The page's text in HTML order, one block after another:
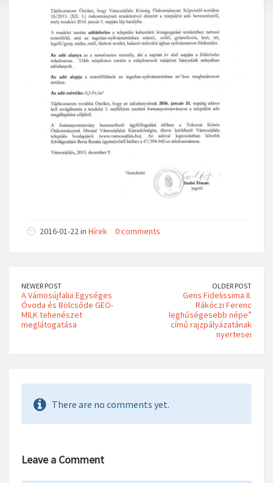
2016-01-22 in Hírek 0 comments
NEWER POST
A Vámosújfalui Egységes
Óvoda és Bölcsőde GEO-
MILK tehenészet
meglátogatása
OLDER POST
Gens Fidelissima II.
Rákóczi Ferenc
leghűségesebb népe”
című rajzpályázatának
nyertesei
There are no comments yet.
Leave a Comment